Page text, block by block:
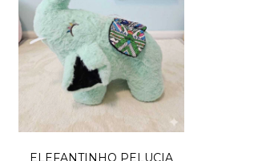
ELEFANTINHO PELUCIA